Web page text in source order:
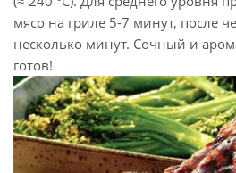
мясо на гриле 5-7 минут, после
несколько минут. Сочный и
готов!